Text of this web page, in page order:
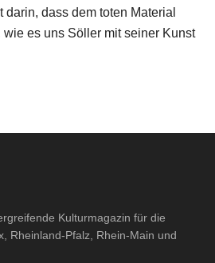
darin, dass dem toten Material
es uns Söller mit seiner Kunst
Kulturmagazin für die
Rheinland-Pfalz, Rhein-Main und